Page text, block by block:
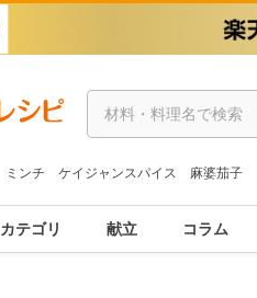
ミンチ ケイジャンスパイス 麻婆茄子
カテゴリ 献立 コラム